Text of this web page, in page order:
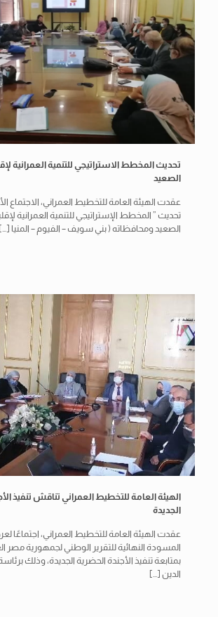
تحديث المخطط الاستراتيجي للتنمية العمرانية
الصعيد
عقدت الهيئة العامة للتخطيط العمراني، الاجتماع
تحديث ” المخطط الإستراتيجي للتنمية العمرانية
الصعيد ومحافظاته ( بني سويف – الفيوم – المنيا […]
الهيئة العامة للتخطيط العمراني تناقش تنفيذ
الجديدة
عقدت الهيئة العامة للتخطيط العمراني، اجتماعًا
المسودة النهائية للتقرير الوطني لجمهورية مصر
بمتابعة تنفيذ الأجندة الحضرية الجديدة، وذلك
الدين […]